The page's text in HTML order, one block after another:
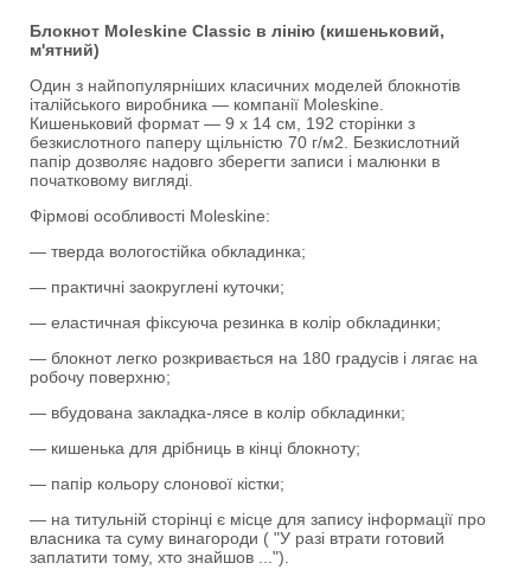
Блокнот Moleskine Classic в лінію (кишеньковий,
м'ятний)
Один з найпопулярніших класичних моделей блокнотів
італійського виробника — компанії Moleskine.
Кишеньковий формат — 9 x 14 см, 192 сторінки з
безкислотного паперу щільністю 70 г/м2. Безкислотний
папір дозволяє надовго зберегти записи і малюнки в
початковому вигляді.
Фірмові особливості Moleskine:
— тверда вологостійка обкладинка;
— практичні заокруглені куточки;
— еластичная фіксуюча резинка в колір обкладинки;
— блокнот легко розкривається на 180 градусів і лягає на
робочу поверхню;
— вбудована закладка-лясе в колір обкладинки;
— кишенька для дрібниць в кінці блокноту;
— папір кольору слонової кістки;
— на титульній сторінці є місце для запису інформації про
власника та суму винагороди ( "У разі втрати готовий
заплатити тому, хто знайшов ...").